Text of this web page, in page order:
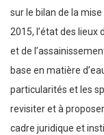
sur le bilan de la
2015, l’état des lieux
et de
base en matière
particularités et les
revisiter et à
cadre juridique et